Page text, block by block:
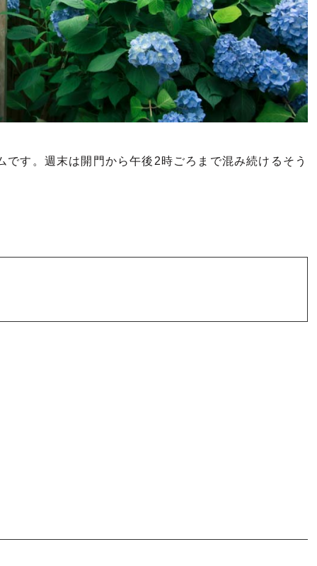
す。週末は開門から午後2時ごろまで混み続けるそう